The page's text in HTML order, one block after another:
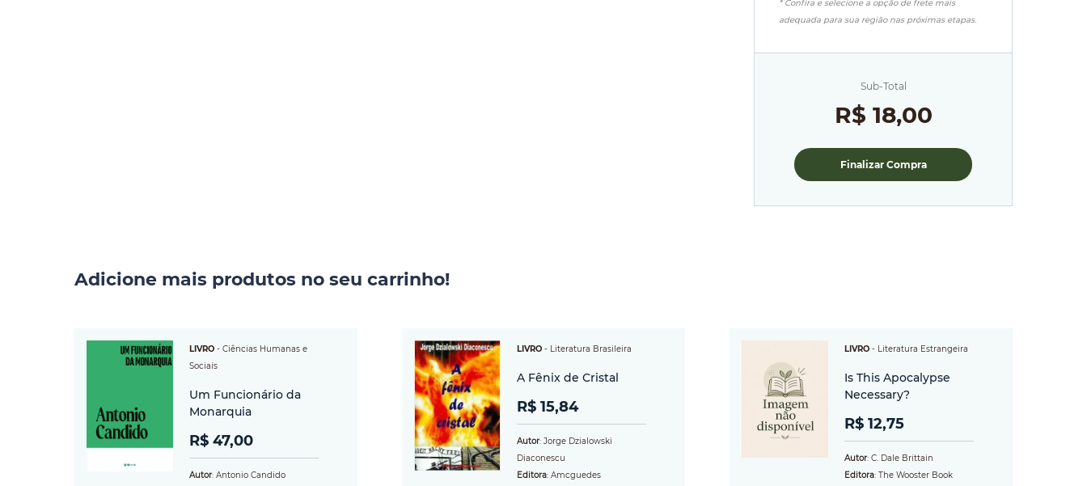
* Confira e selecione a opção de frete mais
adequada para sua região nas próximas etapas.
Sub-Total
R$ 18,00
Finalizar Compra
Adicione mais produtos no seu carrinho!
LIVRO - Ciências Humanas e
Sociais
Um Funcionário da
Monarquia
R$ 47,00
Autor: Antonio Candido
LIVRO - Literatura Brasileira
A Fênix de Cristal
R$ 15,84
Autor: Jorge Dzialowski
Diaconescu
Editora: Amcguedes
LIVRO - Literatura Estrangeira
Is This Apocalypse
Necessary?
R$ 12,75
Autor: C. Dale Brittain
Editora: The Wooster Book